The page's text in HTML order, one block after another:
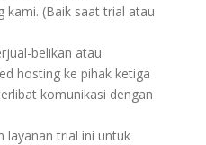
kami. (Baik saat trial atau
belikan atau
hosting ke pihak ketiga
komunikasi dengan
layanan trial ini untuk